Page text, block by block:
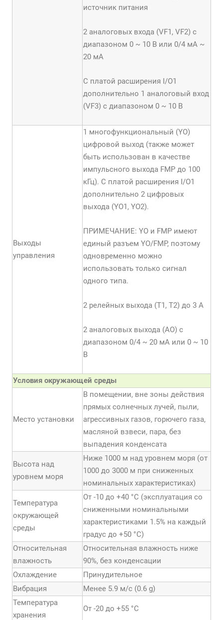
источник питания
2 аналоговых входа (VF1, VF2) с
диапазоном 0 ~ 10 В или 0/4 мА ~
20 мА
С платой расширения I/O1
дополнительно 1 аналоговый вход
(VF3) с диапазоном 0 ~ 10 В
Выходы
управления
1 многофункциональный (YО)
цифровой выход (также может
быть использован в качестве
импульсного выхода FMP до 100
кГц). С платой расширения I/O1
дополнительно 2 цифровых
выхода (YO1, YO2).
ПРИМЕЧАНИЕ: YО и FMP имеют
единый разъем YО/FMP, поэтому
одновременно можно
использовать только сигнал
одного типа.
2 релейных выхода (Т1, Т2) до 3 А
2 аналоговых выхода (АО) с
диапазоном 0/4 ~ 20 мА или 0 ~ 10
В
Условия окружающей среды
Место установки
В помещении, вне зоны действия
прямых солнечных лучей, пыли,
агрессивных газов, горючего газа,
масляной взвеси, пара, без
выпадения конденсата
Высота над
уровнем моря
Ниже 1000 м над уровнем моря (от
1000 до 3000 м при сниженных
номинальных характеристиках)
Температура
окружающей
среды
От -10 до +40 °С (эксплуатация со
сниженными номинальными
характеристиками 1.5% на каждый
градус до +50 °С)
Относительная
влажность
Относительная влажность ниже
90%, без конденсации
Охлаждение
Принудительное
Вибрация
Менее 5.9 м/с (0.6 g)
Температура
хранения
От -20 до +55 °С